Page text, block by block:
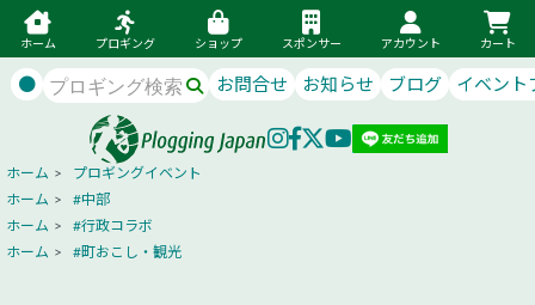
ホーム プロギング ショップ スポンサー アカウント カート
● お問合せ お知らせ ブログ イベント
ホーム >
プロギングイベント
ホーム >
#中部
ホーム >
#行政コラボ
ホーム > #町おこし・観光